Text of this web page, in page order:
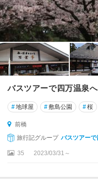
バスツアーで四万温泉
#地球屋 #敷島公園 #桜
前橋
旅行記グループ バスツアー
35 2023/03/31～